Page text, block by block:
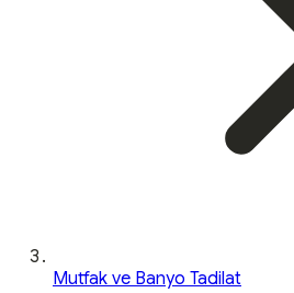
Mutfak ve Banyo Tadilat